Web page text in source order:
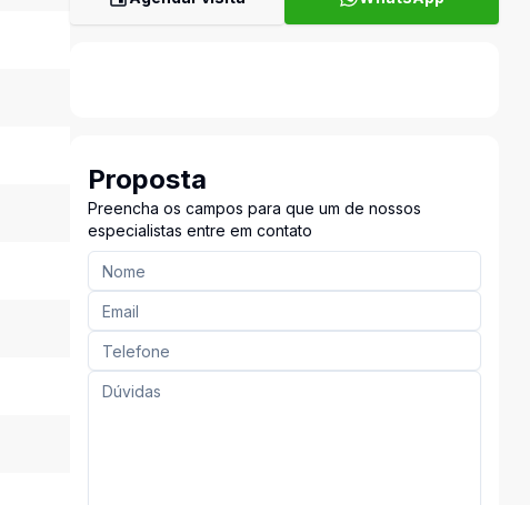
Proposta
Preencha os campos para que um de nossos
especialistas entre em contato